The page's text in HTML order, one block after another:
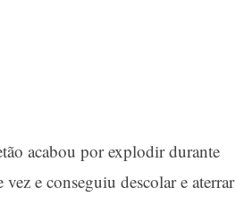
acabou por explodir durante
e conseguiu descolar e aterrar